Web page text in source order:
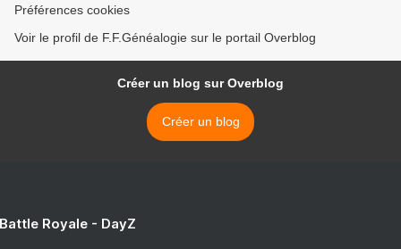
Préférences cookies
Voir le profil de F.F.Généalogie sur le portail Overblog
Créer un blog sur Overblog
Créer un blog
Royale - DayZ